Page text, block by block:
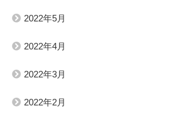
2022年5月
2022年4月
2022年3月
2022年2月